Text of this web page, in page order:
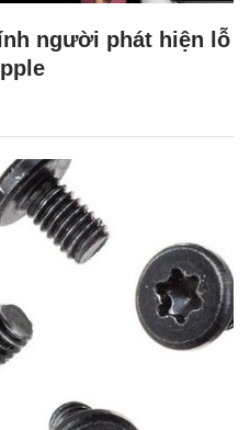
người phát hiện lỗ